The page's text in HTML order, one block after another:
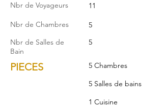
Nbr de Voyageurs
11
Nbr de Chambres
5
Nbr de Salles de
Bain
5
PIECES
5 Chambres
5 Salles de bains
1 Cuisine